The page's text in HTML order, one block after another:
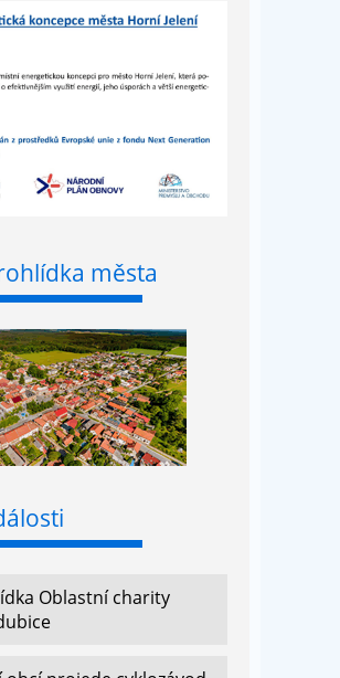
města
Oblastní charity